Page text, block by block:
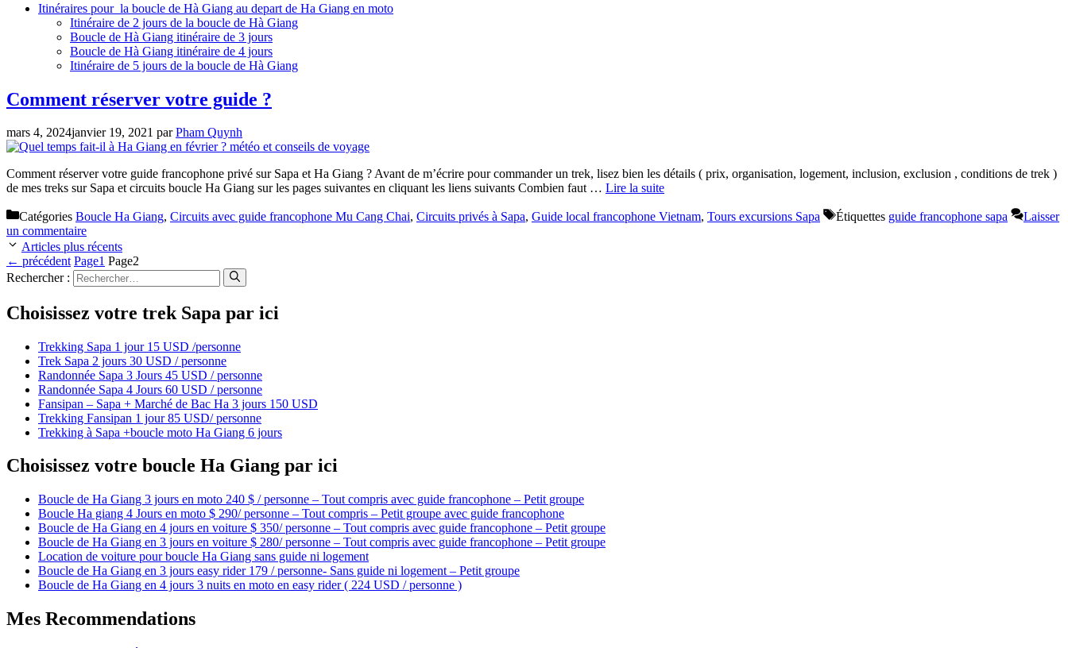
Itinéraires pour la boucle de Hà Giang au depart de Ha Giang en moto
Itinéraire de 2 jours de la boucle de Hà Giang
Boucle de Hà Giang itinéraire de 3 jours
Boucle de Hà Giang itinéraire de 4 jours
Itinéraire de 5 jours de la boucle de Hà Giang
Comment réserver votre guide ?
mars 4, 2024janvier 19, 2021 parPham Quynh
Comment réserver votre guide francophone privé sur Sapa et Ha Giang ? Avant de m’écrire pour commander un trek, lisez bien les détails ( prix, organisation, logement, inclusion, exclusion , conditions de trek )
de mes treks sur Sapa et circuits boucle Ha Giang sur les pages suivantes en cliquant les liens suivants Combien faut … Lire la suite
Catégories Boucle Ha Giang, Circuits avec guide francophone Mu Cang Chai, Circuits privés à Sapa, Guide local francophone Vietnam, Tours excursions Sapa Étiquettes guide francophone sapa
Laisser
un commentaire
Articles plus récents
← précédent Page1 Page2
Rechercher :
Choisissez votre trek Sapa par ici
Trekking Sapa 1 jour 15 USD /personne
Trek Sapa 2 jours 30 USD / personne
Randonnée Sapa 3 Jours 45 USD / personne
Randonnée Sapa 4 Jours 60 USD / personne
Fansipan – Sapa + Marché de Bac Ha 3 jours 150 USD
Trekking Fansipan 1 jour 85 USD/ personne
Trekking à Sapa +boucle moto Ha Giang 6 jours
Choisissez votre boucle Ha Giang par ici
Boucle de Ha Giang 3 jours en moto 240 $ / personne – Tout compris avec guide francophone – Petit groupe
Boucle Ha giang 4 Jours en moto $ 290/ personne – Tout compris – Petit groupe avec guide francophone
Boucle de Ha Giang en 4 jours en voiture $ 350/ personne – Tout compris avec guide francophone – Petit groupe
Boucle de Ha Giang en 3 jours en voiture $ 280/ personne – Tout compris avec guide francophone – Petit groupe
Location de voiture pour boucle Ha Giang sans guide ni logement
Boucle de Ha Giang en 3 jours easy rider 179 / personne- Sans guide ni logement – Petit groupe
Boucle de Ha Giang en 4 jours 3 nuits en moto en easy rider ( 224 USD / personne )
Mes Recommendations